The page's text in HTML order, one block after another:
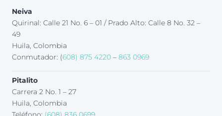
Neiva
Quirinal: Calle 21 No. 6 – 01 / Prado Alto: Calle 8 No. 32 –
49
Huila, Colombia
Conmutador: (608) 875 4220 – 863 0969
Pitalito
Carrera 2 No. 1 – 27
Huila, Colombia